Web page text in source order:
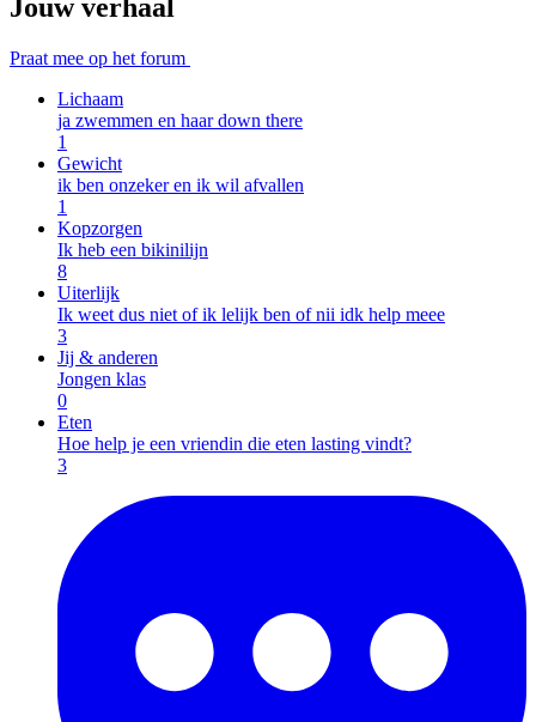
Jouw verhaal
Praat mee op het forum
Lichaam
ja zwemmen en haar down there
1
Gewicht
ik ben onzeker en ik wil afvallen
1
Kopzorgen
Ik heb een bikinilijn
8
Uiterlijk
Ik weet dus niet of ik lelijk ben of nii idk help meee
3
Jij & anderen
Jongen klas
0
Eten
Hoe help je een vriendin die eten lasting vindt?
3